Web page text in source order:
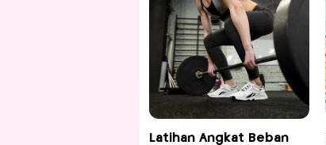
Latihan Angkat Beban